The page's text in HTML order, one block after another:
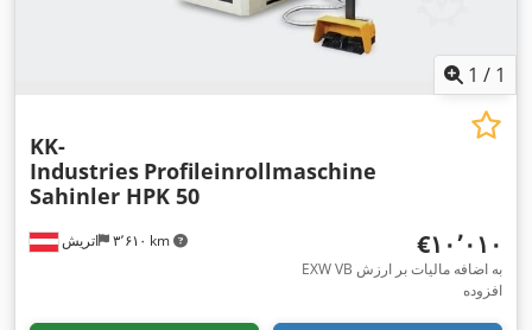
1 / 1
اتریش ۳٬۶۱۰ km
KK-
Industries Profileinrollmaschine
Sahinler HPK 50
‎€۱۰٬۰۱۰
EXW VB به اضافه مالیات بر ارزش
افزوده